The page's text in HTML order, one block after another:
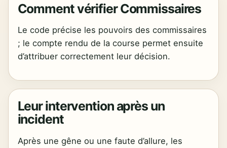
Comment vérifier Commissaires
Le code précise les pouvoirs des commissaires
; le compte rendu de la course permet ensuite
d’attribuer correctement leur décision.
Leur intervention après un
incident
Après une gêne ou une faute d’allure, les